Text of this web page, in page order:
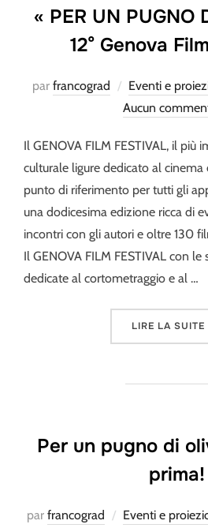
« PER UN PUGNO
12° Genova
par francograd Eventi e
Aucun
Il GENOVA FILM FESTIVAL, il più
culturale ligure dedicato al cinema
punto di riferimento per tutti gli
una dodicesima edizione ricca di
incontri con gli autori e oltre 130
Il GENOVA FILM FESTIVAL con
dedicate al cortometraggio e al …
LIRE LA SUITE
Per un pugno di
prima!
par francograd Eventi e